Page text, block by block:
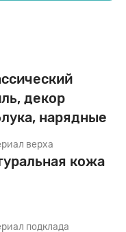
декор
нарядные
верха
кожа
подклада